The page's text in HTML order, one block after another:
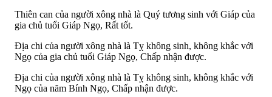
Thiên can của người xông nhà là Quý tương sinh với Giáp của
gia chủ tuổi Giáp Ngọ, Rất tốt.
Địa chi của người xông nhà là Tỵ không sinh, không khắc với
Ngọ của gia chủ tuổi Giáp Ngọ, Chấp nhận được.
Địa chi của người xông nhà là Tỵ không sinh, không khắc với
Ngọ của năm Bính Ngọ, Chấp nhận được.